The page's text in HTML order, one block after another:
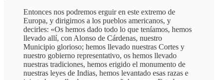
Entonces nos podremos erguir en este extremo de
Europa, y dirigirnos a los pueblos americanos, y
decirles: «Os hemos dado todo lo que teníamos, hemos
llevado allí, con Alonso de Cárdenas, nuestro
Municipio glorioso; hemos llevado nuestras Cortes y
nuestro gobierno representativo, os hemos llevado
nuestras tradiciones, hemos erigido el monumento de
nuestras leyes de Indias, hemos levantado esas razas e